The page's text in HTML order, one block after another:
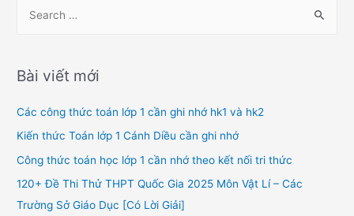
r
h
f
o
Bài viết mới
Các công thức toán lớp 1 cần ghi nhớ hk1 và hk2
Kiến thức Toán lớp 1 Cánh Diều cần ghi nhớ
Công thức toán học lớp 1 cần nhớ theo kết nối tri thức
120+ Đề Thi Thử THPT Quốc Gia 2025 Môn Vật Lí – Các
Trường Sở Giáo Dục [Có Lời Giải]